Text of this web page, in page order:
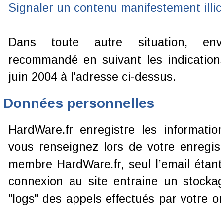
Signaler un contenu manifestement
Dans toute autre situation,
recommandé en suivant les
juin 2004 à l'adresse ci-dessus.
Données personnelles
HardWare.fr enregistre les
vous renseignez lors de votre
membre HardWare.fr, seul l’email
connexion au site entraine un
"logs" des appels effectués par votre